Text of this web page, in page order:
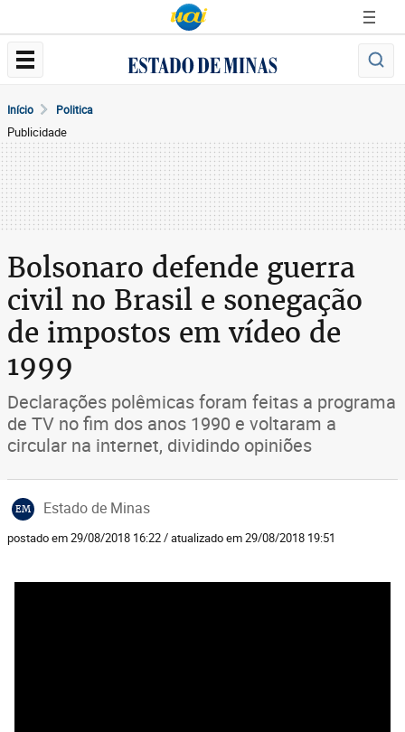
Início Politica
Publicidade
Bolsonaro defende guerra
civil no Brasil e sonegação
de impostos em vídeo de
1999
Declarações polêmicas foram feitas a programa
de TV no fim dos anos 1990 e voltaram a
circular na internet, dividindo opiniões
EM Estado de Minas
postado em 29/08/2018 16:22 / atualizado em 29/08/2018 19:51